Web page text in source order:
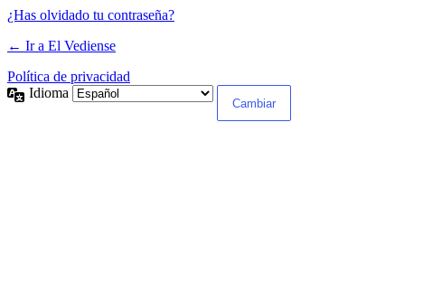
¿Has olvidado tu contraseña?
← Ir a El Vediense
Política de privacidad
Idioma